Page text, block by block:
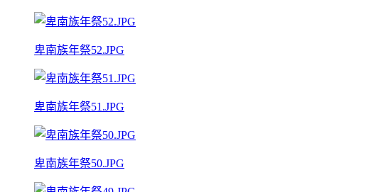
卑南族年祭52.JPG
卑南族年祭51.JPG
卑南族年祭50.JPG